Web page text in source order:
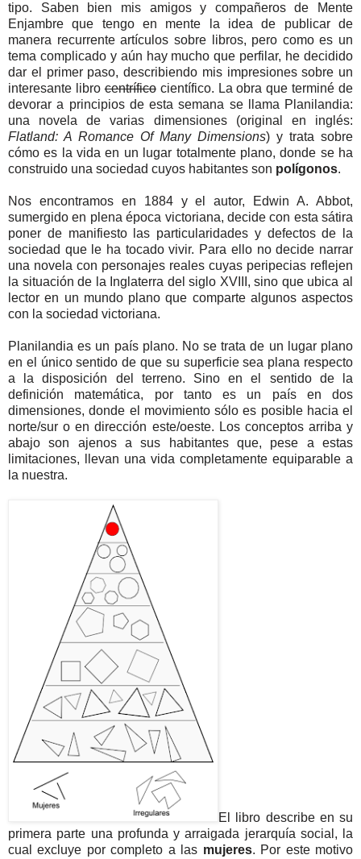
tipo. Saben bien mis amigos y compañeros de Mente
Enjambre que tengo en mente la idea de publicar de
manera recurrente artículos sobre libros, pero como es un
tema complicado y aún hay mucho que perfilar, he decidido
dar el primer paso, describiendo mis impresiones sobre un
interesante librocentríficocientífico. La obra que terminé de
devorar a principios de esta semana se llama Planilandia:
una novela de varias dimensiones (original en inglés:
Flatland: A Romance Of Many Dimensions) y trata sobre
cómo es la vida en un lugar totalmente plano, donde se ha
construido una sociedad cuyos habitantes son polígonos.
Nos encontramos en 1884 y el autor, Edwin A. Abbot,
sumergido en plena época victoriana, decide con esta sátira
poner de manifiesto las particularidades y defectos de la
sociedad que le ha tocado vivir. Para ello no decide narrar
una novela con personajes reales cuyas peripecias reflejen
la situación de la Inglaterra del siglo XVIII, sino que ubica al
lector en un mundo plano que comparte algunos aspectos
con la sociedad victoriana.
Planilandia es un país plano. No se trata de un lugar plano
en el único sentido de que su superficie sea plana respecto
a la disposición del terreno. Sino en el sentido de la
definición matemática, por tanto es un país en dos
dimensiones, donde el movimiento sólo es posible hacia el
norte/sur o en dirección este/oeste. Los conceptos arriba y
abajo son ajenos a sus habitantes que, pese a estas
limitaciones, llevan una vida completamente equiparable a
la nuestra.
El libro describe en su
primera parte una profunda y arraigada jerarquía social, la
cual excluye por completo a las mujeres. Por este motivo